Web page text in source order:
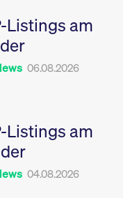
Listings am
06.08.2026
Listings am
04.08.2026
Sitzungen geehrt